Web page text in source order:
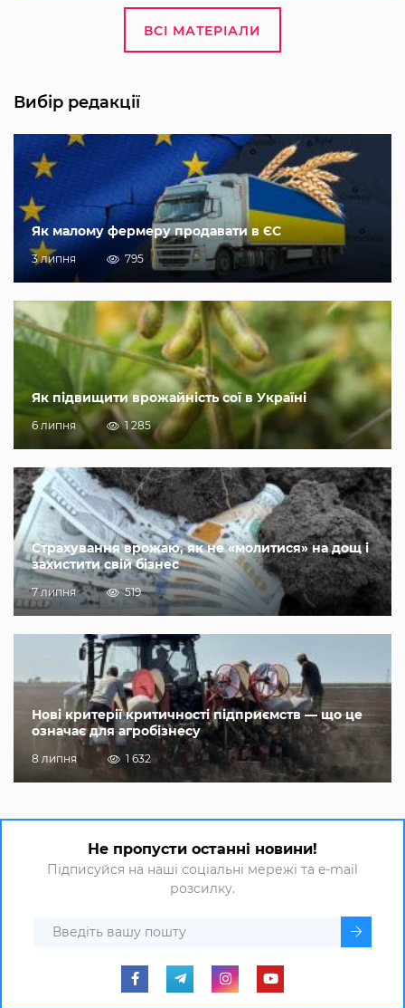
ВСІ МАТЕРІАЛИ
Вибір редакції
Як малому фермеру продавати в ЄС
3 липня 795
Як підвищити врожайність сої в Україні
6 липня 1 285
Страхування врожаю, як не «молитися» на дощ і
захистити свій бізнес
7 липня 519
Нові критерії критичності підприємств — що це
означає для агробізнесу
8 липня 1 632
Не пропусти останні новини!
Підписуйся на наші соціальні мережі та e-mail
розсилку.